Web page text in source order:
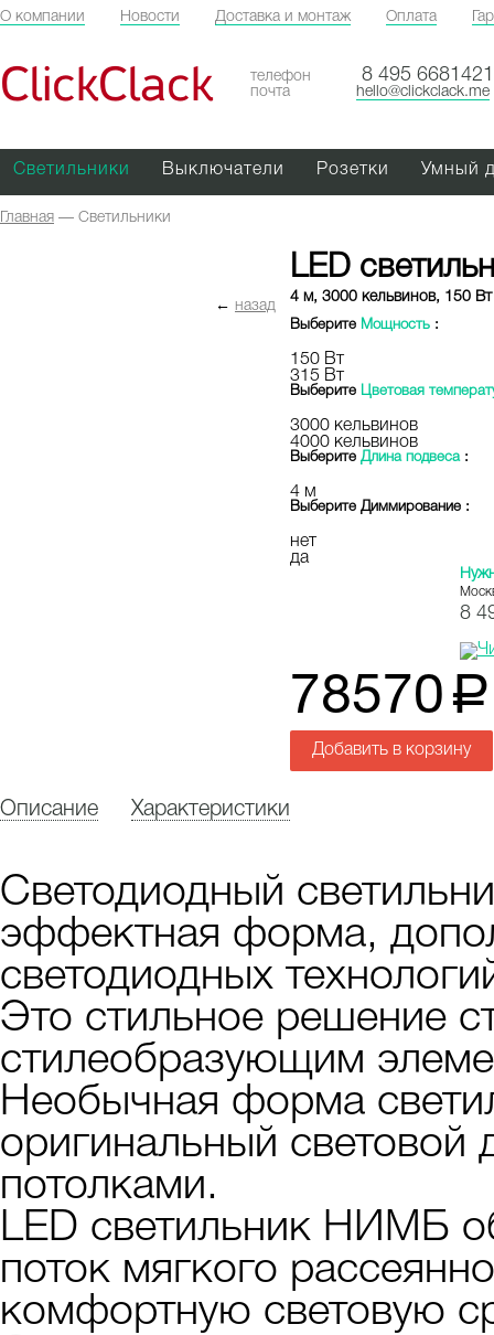
О компании Новости Доставка и монтаж Оплата
ClickClack телефон 8 495 6681421
почта hello@clickclack.me
Светильники Выключатели Розетки Умный
Главная — Светильники
← назад
LED
4 м, 3000 кельвинов, 150 Вт
Выберите Мощность :
150 Вт
315 Вт
Выберите Цветовая
3000 кельвинов
4000 кельвинов
Выберите Длина подвеса :
4 м
Выберите Диммирование :
нет
да
8
78570 a
Добавить в корзину
Описание Характеристики
Светодиодный
эффектная форма,
светодиодных
Это стильное решение
стилеобразующим
Необычная форма
оригинальный
потолками.
LED светильник НИМБ
поток мягкого
комфортную световую